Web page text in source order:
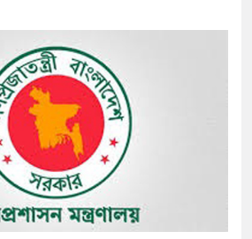
গাজীপুরে সাতজনকে হত্যার
হারুনসহ ১০ জন
ঢাকার চারপাশে সচল হবে নৌপথ,
রাজধানীর দুই মেট্রো স্টেশনে
আদালতকে বলতে চাইলাম ফাঁসি
লতিফ সিদ্দিকী